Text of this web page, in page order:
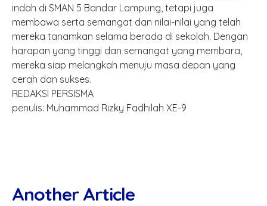
indah di SMAN 5 Bandar Lampung, tetapi juga
membawa serta semangat dan nilai-nilai yang telah
mereka tanamkan selama berada di sekolah. Dengan
harapan yang tinggi dan semangat yang membara,
mereka siap melangkah menuju masa depan yang
cerah dan sukses.
REDAKSI PERSISMA
penulis: Muhammad Rizky Fadhilah XE-9
Another Article